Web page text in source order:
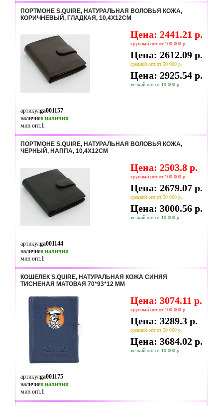
ПОРТМОНЕ S.QUIRE, НАТУРАЛЬНАЯ ВОЛОВЬЯ КОЖА,
КОРИЧНЕВЫЙ, ГЛАДКАЯ, 10,4X12СМ
Цена: 2441.21 р.
крупный опт от 100 000 р.
Цена: 2612.09 р.
средний опт от 50 000 р.
Цена: 2925.54 р.
мелкий опт от 10 000 р.
артикулga001157
наличиев наличии
мин опт.1
ПОРТМОНЕ S.QUIRE, НАТУРАЛЬНАЯ ВОЛОВЬЯ КОЖА,
ЧЕРНЫЙ, НАППА, 10,4X12СМ
Цена: 2503.8 р.
крупный опт от 100 000 р.
Цена: 2679.07 р.
средний опт от 50 000 р.
Цена: 3000.56 р.
мелкий опт от 10 000 р.
артикулga001144
наличиев наличии
мин опт.1
КОШЕЛЕК S.QUIRE, НАТУРАЛЬНАЯ КОЖА СИНЯЯ
ТИСНЕНАЯ МАТОВАЯ 70*93*12 ММ
Цена: 3074.11 р.
крупный опт от 100 000 р.
Цена: 3289.3 р.
средний опт от 50 000 р.
Цена: 3684.02 р.
мелкий опт от 10 000 р.
артикулga001175
наличиев наличии
мин опт.1